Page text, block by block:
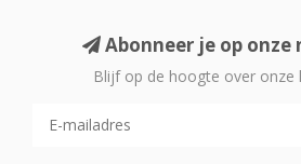
Abonneer je op onze
Blijf op de hoogte over onze